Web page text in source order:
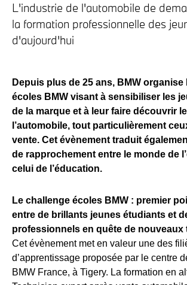
L'industrie de l'automobile de
la formation professionnelle des
d'aujourd'hui
Depuis plus de 25 ans, BMW organise
écoles BMW visant à sensibiliser les
de la marque et à leur faire découvrir
l’automobile, tout particulièrement
vente. Cet évènement traduit
de rapprochement entre le monde de
celui de l’éducation.
Le challenge écoles BMW : premier
entre de brillants jeunes étudiants et
professionnels en quête de nouveaux
Cet évènement met en valeur une des
d’apprentissage proposée par le centre
BMW France, à Tigery. La formation en